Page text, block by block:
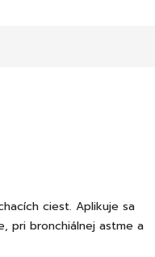
ciest. Aplikuje sa
pri bronchiálnej astme a